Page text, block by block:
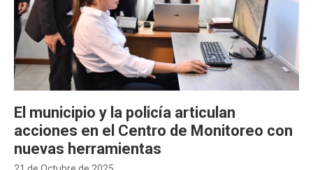
El municipio y la policía articulan
acciones en el Centro de Monitoreo con
nuevas herramientas